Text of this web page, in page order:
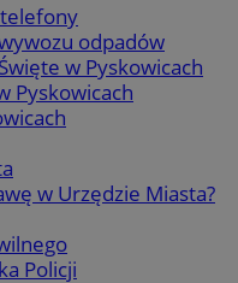
odpadów
w Pyskowicach
Pyskowicach
w Urzędzie Miasta?
Policji